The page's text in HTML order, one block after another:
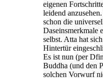
eigenen
leidend
schon die
Daseinsmerkmale
selbst. Atta hat
Hintertür
Es ist nun (per
Buddha (und den
solchen Vorwurf